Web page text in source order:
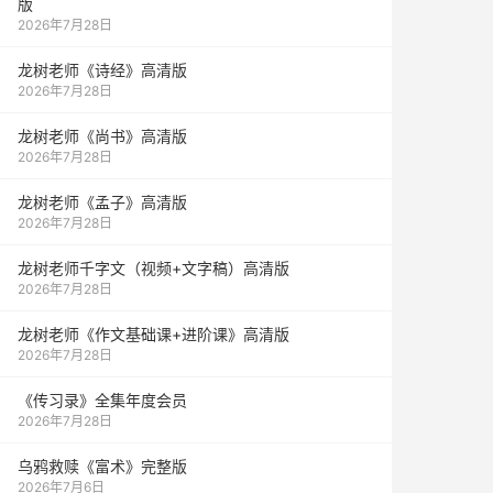
版
2026年7月28日
龙树老师《诗经》高清版
2026年7月28日
龙树老师《尚书》高清版
2026年7月28日
龙树老师《孟子》高清版
2026年7月28日
龙树老师千字文（视频+文字稿）高清版
2026年7月28日
龙树老师《作文基础课+进阶课》高清版
2026年7月28日
《传习录》全集年度会员
2026年7月28日
乌鸦救赎《富术》完整版
2026年7月6日